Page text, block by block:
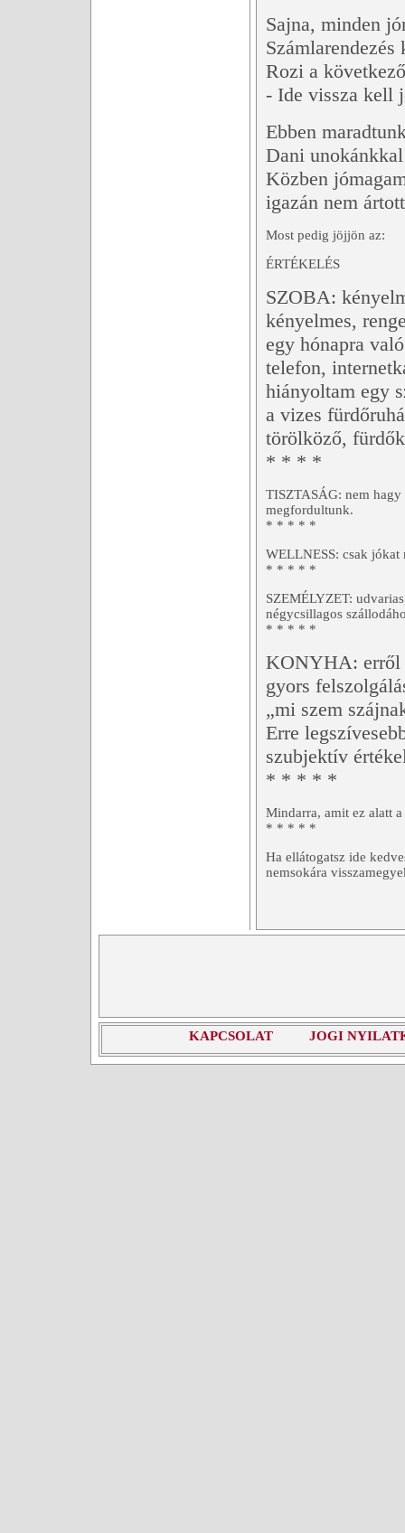
Sajna, minden
Rozi a
- Ide vissza kell
Ebben
Dani
Közben
igazán nem
Most pedig jöjjön az:
ÉRTÉKELÉS
SZOBA:
kényelmes,
egy hónapra
telefon,
hiányoltam egy
a vizes
törölköző,
* * * *
TISZTASÁG: nem
megfordultunk.
* * * * *
WELLNESS: csak jókat
* * * * *
SZEMÉLYZET:
négycsillagos
* * * * *
KONYHA: erről
gyors
„mi szem
Erre
szubjektív
* * * * *
Mindarra, amit ez alatt
* * * * *
Ha ellátogatsz ide
nemsokára
KAPCSOLAT JOGI